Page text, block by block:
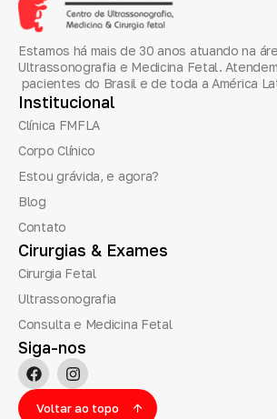
Estamos há mais de 30 anos atuando na
Ultrassonografia e Medicina Fetal.
pacientes do Brasil e de toda a América
Institucional
Clínica FMFLA
Corpo Clínico
Estou grávida, e agora?
Blog
Contato
Cirurgias & Exames
Cirurgia Fetal
Ultrassonografia
Consulta e Medicina Fetal
Siga-nos
Voltar ao topo